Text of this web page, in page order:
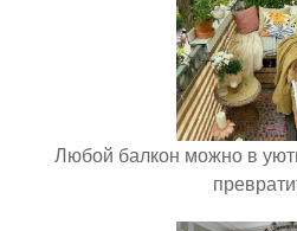
Любой балкон можно в